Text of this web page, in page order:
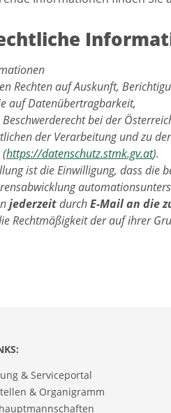
Rechten auf Auskunft,
auf Datenübertragbarkeit,
bei der
der Verarbeitung und zu
https://datenschutz.stmk.gv.at).
ist die Einwilligung, dass die
jederzeitdurchE-Mail an die
Rechtmäßigkeit der auf ihrer
& Serviceportal
& Organigramm